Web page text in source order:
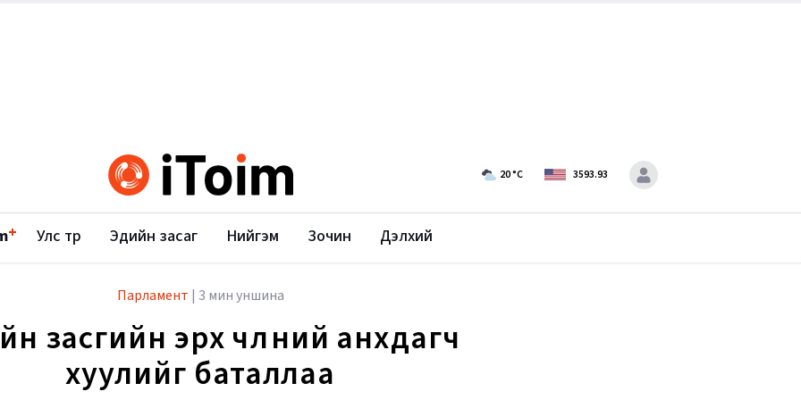
20°C 3593.93
+ Улс төр Эдийн засаг Нийгэм Зочин Дэлхий
Парламент | 3 мин уншина
засгийн эрх чөлөөний анхдагч
хуулийг баталлаа